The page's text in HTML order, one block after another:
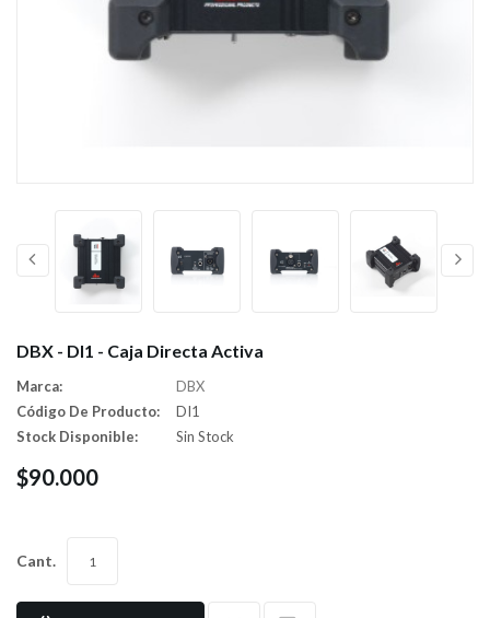
DBX - DI1 - Caja Directa Activa
Marca:
DBX
Código De Producto:
DI1
Stock Disponible:
Sin Stock
$90.000
Cant.